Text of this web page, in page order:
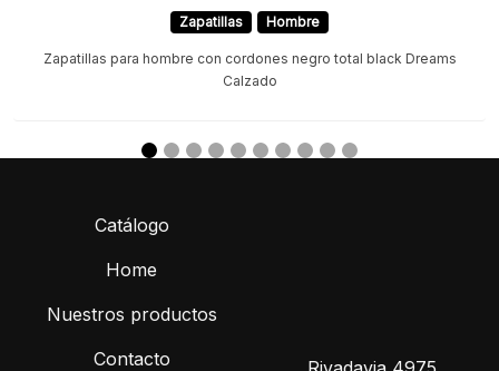
Zapatillas Hombre
Zapatillas para hombre con cordones negro total black Dreams
Calzado
Catálogo
Home
Nuestros productos
Contacto